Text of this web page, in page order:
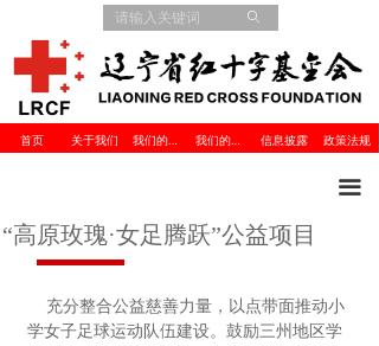
ꄙ
首页 关于我们 我们的项目 我们的伙伴 信息披露 政策法规
“高原玫瑰·女足腾跃”公益项目
充分整合公益慈善力量，以点带面推动小
学女子足球运动队伍建设。鼓励三州地区学
끀